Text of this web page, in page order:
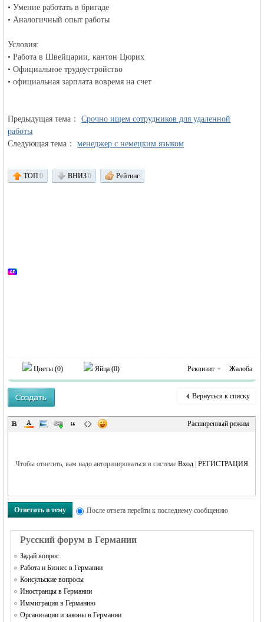
RU
• Умение работать в бригаде
• Аналогичный опыт работы
Условия:
• Работа в Швейцарии, кантон Цюрих
• Официальное трудоустройство
• официальная зарплата вовремя на счет
Предыдущая тема：Срочно ищем сотрудников для удаленной
работы
Следующая тема：менеджеp с немецким языком
ТОП0 ВНИЗ0 Рейтинг
Цветы (0) Яйца (0) Реквизит Жалоба
Вернуться к списку
Расширенный режим
Чтобы ответить, вам надо авторизироваться в системеВход |РЕГИСТРАЦИЯ
Ответить в тему После ответа перейти к последнему сообщению
Русский форум в Германии
Задай вопрос
Работа и Бизнес в Германии
Консульские вопросы
Иностранцы в Германии
Иммиграция в Германию
Организации и законы в Германии